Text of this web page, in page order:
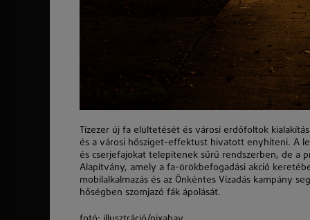
Tízezer új fa elültetését és városi erdőfoltok
és a városi hősziget-effektust hivatott enyhíteni. A
és cserjefajokat telepítenek sűrű rendszerben, de a
Alapítvány, amely a fa-örökbefogadási akció
mobilalkalmazás és az Önkéntes Vízadás kampány
hőségben szomjazó fák ápolását.